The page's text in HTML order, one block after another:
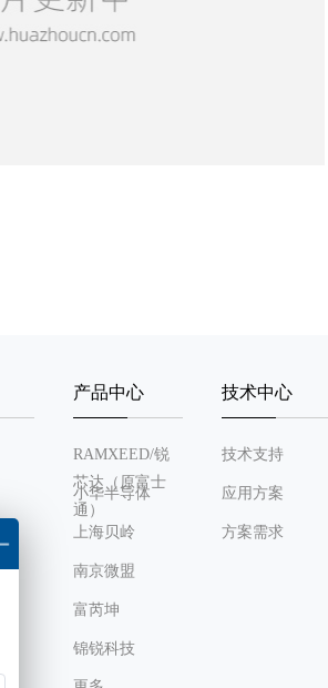
产品中心
RAMXEED/锐
芯达（原富士
通）
小华半导体
上海贝岭
南京微盟
富芮坤
锦锐科技
技术中心
技术支持
应用方案
方案需求